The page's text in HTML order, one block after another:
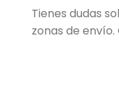
Tienes dudas
zonas de envío.